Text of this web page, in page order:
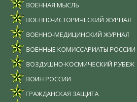
ВОЕННАЯ МЫСЛЬ
ВОЕННО-ИСТОРИЧЕСКИЙ ЖУРНАЛ
ВОЕННО-МЕДИЦИНСКИЙ ЖУРНАЛ
ВОЕННЫЕ КОМИССАРИАТЫ РОССИИ
ВОЗДУШНО-КОСМИЧЕСКИЙ РУБЕЖ
ВОИН РОССИИ
ГРАЖДАНСКАЯ ЗАЩИТА